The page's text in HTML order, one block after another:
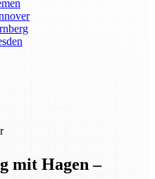
mit Hagen –